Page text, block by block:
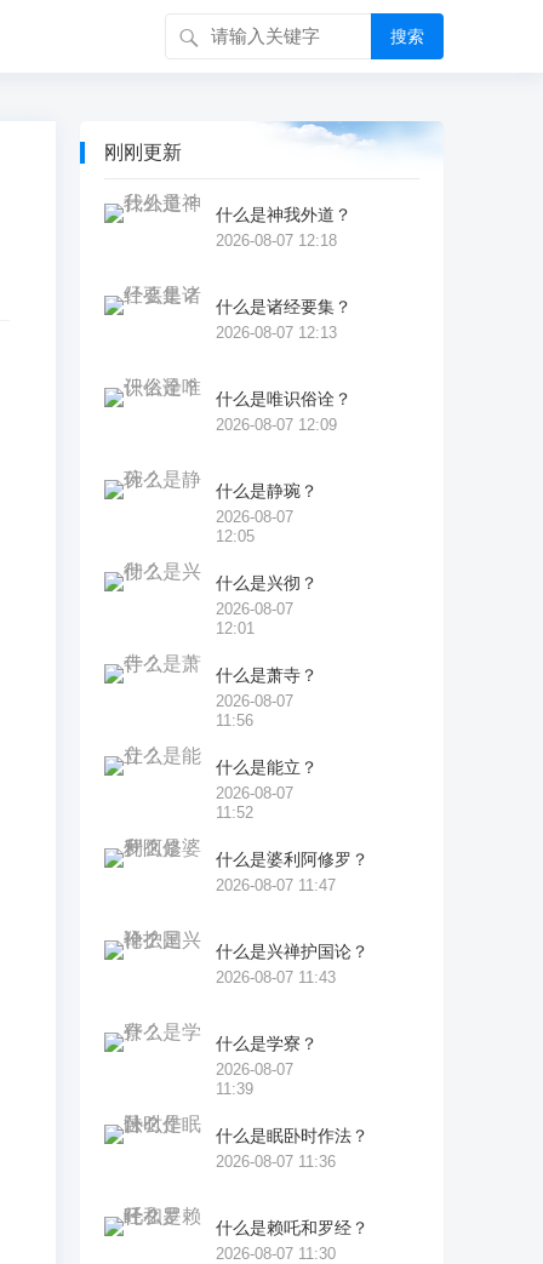
搜索
刚刚更新
什么是神我外道？
2026-08-07 12:18
什么是诸经要集？
2026-08-07 12:13
什么是唯识俗诠？
2026-08-07 12:09
什么是静琬？
2026-08-07
12:05
什么是兴彻？
2026-08-07
12:01
什么是萧寺？
2026-08-07
11:56
什么是能立？
2026-08-07
11:52
什么是婆利阿修罗？
2026-08-07 11:47
什么是兴禅护国论？
2026-08-07 11:43
什么是学寮？
2026-08-07
11:39
什么是眠卧时作法？
2026-08-07 11:36
什么是赖吒和罗经？
2026-08-07 11:30